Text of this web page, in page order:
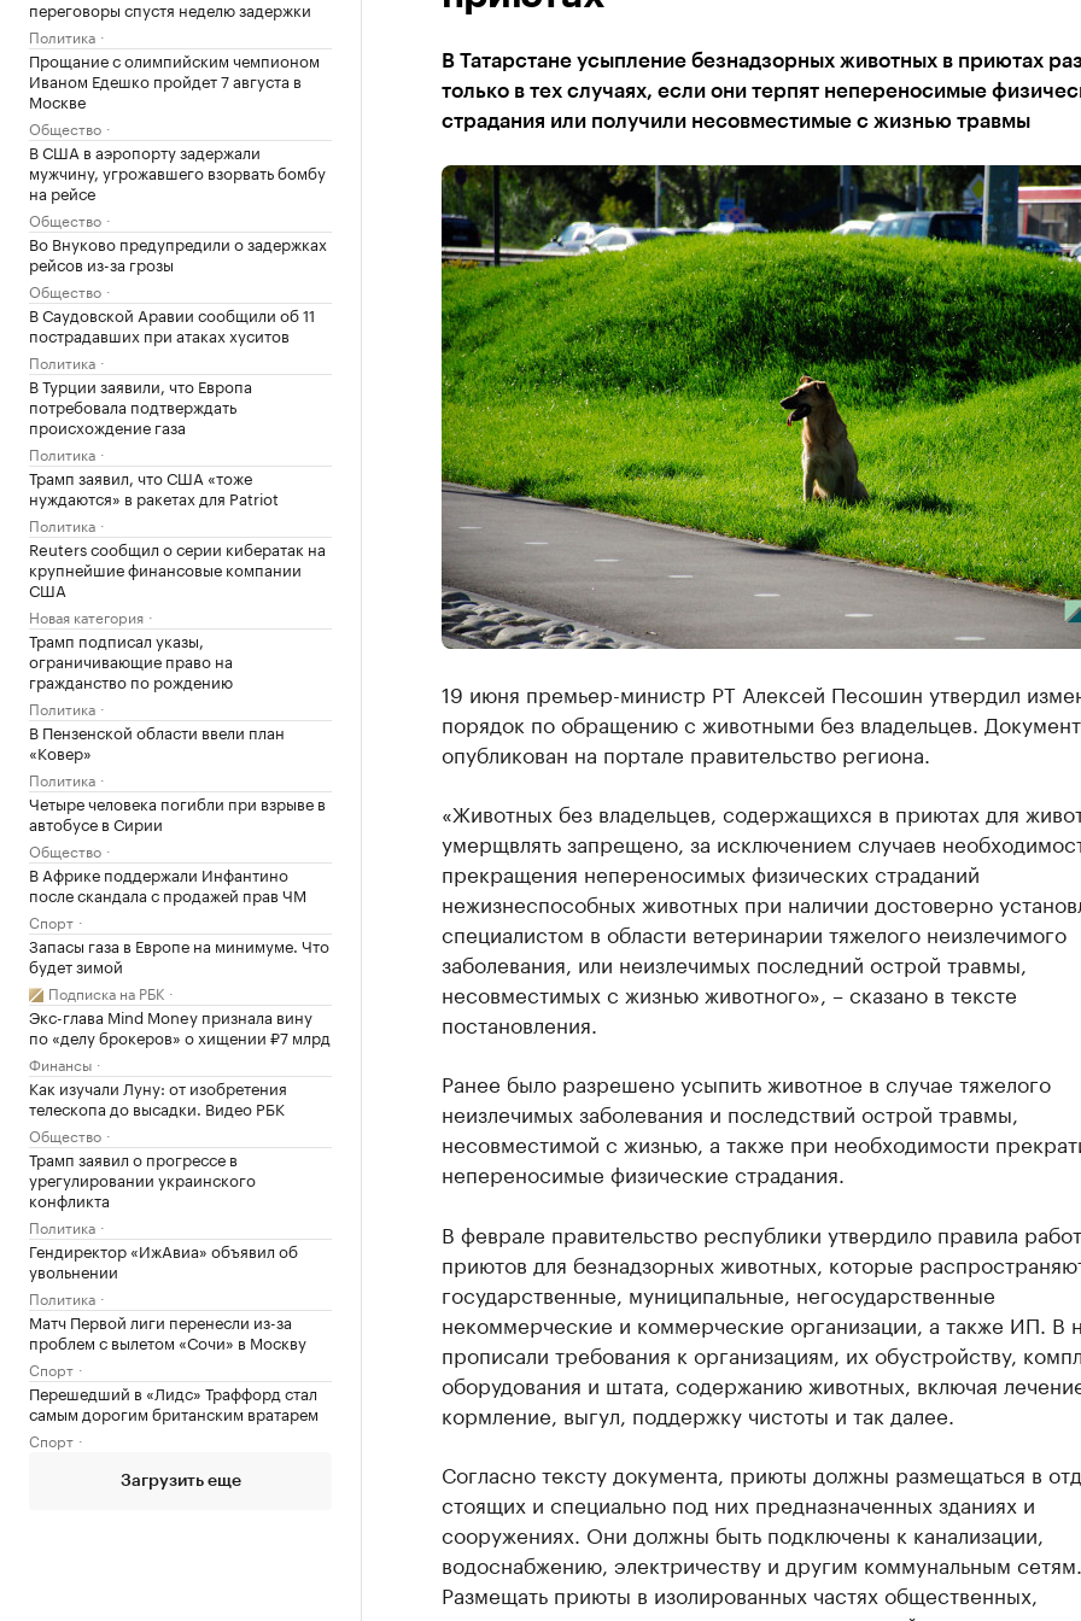
переговоры спустя неделю задержки
Политика
Прощание с олимпийским чемпионом
Иваном Едешко пройдет 7 августа в
Москве
Общество
В США в аэропорту задержали
мужчину, угрожавшего взорвать бомбу
на рейсе
Общество
Во Внуково предупредили о задержках
рейсов из-за грозы
Общество
В Саудовской Аравии сообщили об 11
пострадавших при атаках хуситов
Политика
В Турции заявили, что Европа
потребовала подтверждать
происхождение газа
Политика
Трамп заявил, что США «тоже
нуждаются» в ракетах для Patriot
Политика
Reuters сообщил о серии кибератак на
крупнейшие финансовые компании
США
Новая категория
Трамп подписал указы,
ограничивающие право на
гражданство по рождению
Политика
В Пензенской области ввели план
«Ковер»
Политика
Четыре человека погибли при взрыве в
автобусе в Сирии
Общество
В Африке поддержали Инфантино
после скандала с продажей прав ЧМ
Спорт
Запасы газа в Европе на минимуме. Что
будет зимой
Подписка на РБК
Экс-глава Mind Money признала вину
по «делу брокеров» о хищении ₽7 млрд
Финансы
Как изучали Луну: от изобретения
телескопа до высадки. Видео РБК
Общество
Трамп заявил о прогрессе в
урегулировании украинского
конфликта
Политика
Гендиректор «ИжАвиа» объявил об
увольнении
Политика
Матч Первой лиги перенесли из-за
проблем с вылетом «Сочи» в Москву
Спорт
Перешедший в «Лидс» Траффорд стал
самым дорогим британским вратарем
Спорт
Загрузить еще
В Татарстане усыпление безнадзорных животных в приютах
только в тех случаях, если они терпят непереносимые
страдания или получили несовместимые с жизнью травмы
19 июня премьер-министр РТ Алексей Песошин утвердил
порядок по обращению с животными без владельцев. Документ
опубликован на портале правительство региона.
«Животных без владельцев, содержащихся в приютах для
умерщвлять запрещено, за исключением случаев
прекращения непереносимых физических страданий
нежизнеспособных животных при наличии достоверно
специалистом в области ветеринарии тяжелого неизлечимого
заболевания, или неизлечимых последний острой травмы,
несовместимых с жизнью животного», – сказано в тексте
постановления.
Ранее было разрешено усыпить животное в случае тяжелого
неизлечимых заболевания и последствий острой травмы,
несовместимой с жизнью, а также при необходимости
непереносимые физические страдания.
В феврале правительство республики утвердило правила
приютов для безнадзорных животных, которые
государственные, муниципальные, негосударственные
некоммерческие и коммерческие организации, а также ИП. В
прописали требования к организациям, их обустройству,
оборудования и штата, содержанию животных, включая
кормление, выгул, поддержку чистоты и так далее.
Согласно тексту документа, приюты должны размещаться в
стоящих и специально под них предназначенных зданиях и
сооружениях. Они должны быть подключены к канализации,
водоснабжению, электричеству и другим коммунальным сетям.
Размещать приюты в изолированных частях общественных,